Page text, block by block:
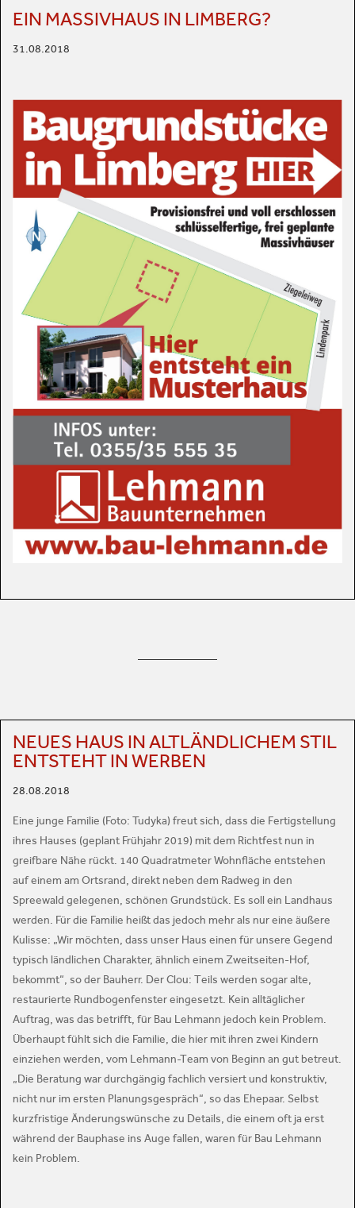
EIN MASSIVHAUS IN LIMBERG?
31.08.2018
NEUES HAUS IN ALTLÄNDLICHEM STIL
ENTSTEHT IN WERBEN
28.08.2018
Eine junge Familie (Foto: Tudyka) freut sich, dass die Fertigstellung
ihres Hauses (geplant Frühjahr 2019) mit dem Richtfest nun in
greifbare Nähe rückt. 140 Quadratmeter Wohnfläche entstehen
auf einem am Ortsrand, direkt neben dem Radweg in den
Spreewald gelegenen, schönen Grundstück. Es soll ein Landhaus
werden. Für die Familie heißt das jedoch mehr als nur eine äußere
Kulisse: „Wir möchten, dass unser Haus einen für unsere Gegend
typisch ländlichen Charakter, ähnlich einem Zweitseiten-Hof,
bekommt“, so der Bauherr. Der Clou: Teils werden sogar alte,
restaurierte Rundbogenfenster eingesetzt. Kein alltäglicher
Auftrag, was das betrifft, für Bau Lehmann jedoch kein Problem.
Überhaupt fühlt sich die Familie, die hier mit ihren zwei Kindern
einziehen werden, vom Lehmann-Team von Beginn an gut betreut.
„Die Beratung war durchgängig fachlich versiert und konstruktiv,
nicht nur im ersten Planungsgespräch“, so das Ehepaar. Selbst
kurzfristige Änderungswünsche zu Details, die einem oft ja erst
während der Bauphase ins Auge fallen, waren für Bau Lehmann
kein Problem.